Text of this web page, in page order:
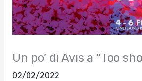
Un po’ di Avis a “Too
02/02/2022